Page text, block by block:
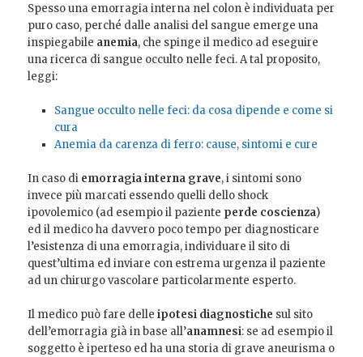
Spesso una emorragia interna nel colon è individuata per
puro caso, perché dalle analisi del sangue emerge una
inspiegabile anemia, che spinge il medico ad eseguire
una ricerca di sangue occulto nelle feci. A tal proposito,
leggi:
Sangue occulto nelle feci: da cosa dipende e come si
cura
Anemia da carenza di ferro: cause, sintomi e cure
In caso di emorragia interna grave, i sintomi sono
invece più marcati essendo quelli dello shock
ipovolemico (ad esempio il paziente perde coscienza)
ed il medico ha davvero poco tempo per diagnosticare
l’esistenza di una emorragia, individuare il sito di
quest’ultima ed inviare con estrema urgenza il paziente
ad un chirurgo vascolare particolarmente esperto.
Il medico può fare delleipotesi diagnostiche sul sito
dell’emorragia già in base all’anamnesi: se ad esempio il
soggetto è iperteso ed ha una storia di grave aneurisma o